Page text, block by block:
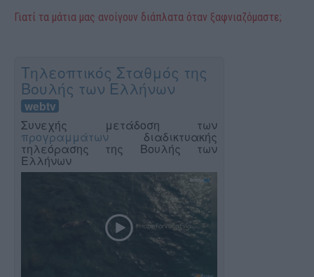
Γιατί τα μάτια μας ανοίγουν διάπλατα όταν ξαφνιαζόμαστε;